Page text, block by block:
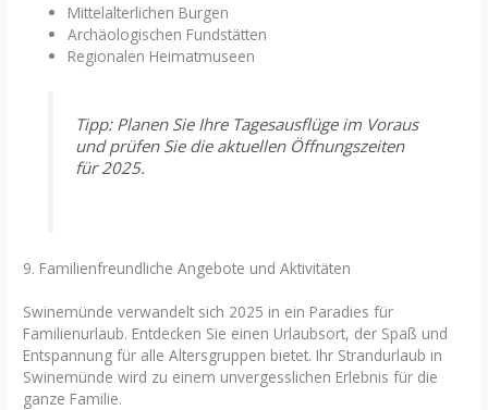
Mittelalterlichen Burgen
Archäologischen Fundstätten
Regionalen Heimatmuseen
Tipp: Planen Sie Ihre Tagesausflüge im Voraus
und prüfen Sie die aktuellen Öffnungszeiten
für 2025.
9. Familienfreundliche Angebote und Aktivitäten
Swinemünde verwandelt sich 2025 in ein Paradies für
Familienurlaub. Entdecken Sie einen Urlaubsort, der Spaß und
Entspannung für alle Altersgruppen bietet. Ihr Strandurlaub in
Swinemünde wird zu einem unvergesslichen Erlebnis für die
ganze Familie.